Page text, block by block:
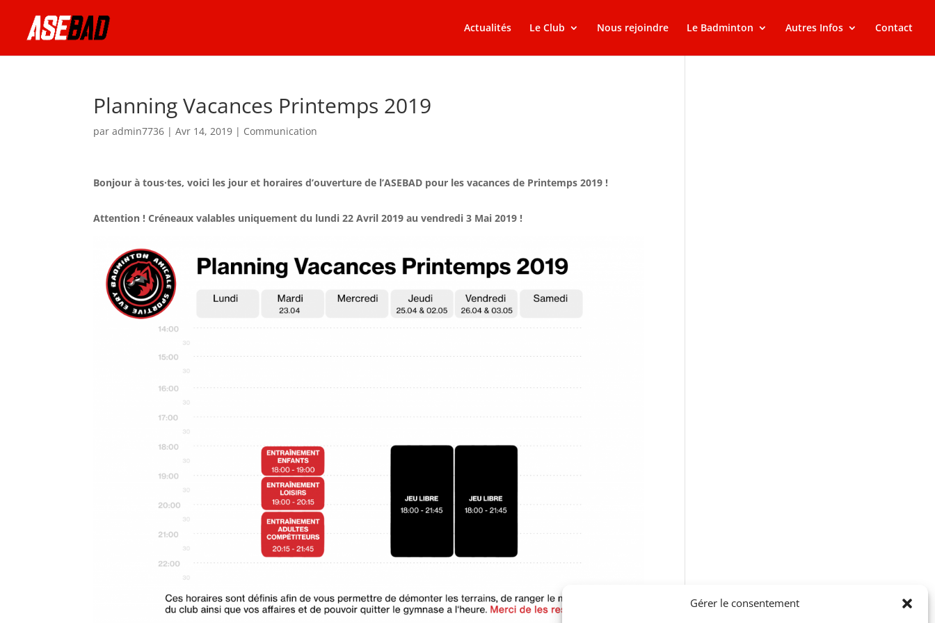
Gérer le consentement
Actualités Le Club Nous rejoindre Le Badminton Autres Infos Contact
Planning Vacances Printemps 2019
paradmin7736 |Avr 14, 2019 | Communication
Bonjour à tous·tes, voici les jour et horaires d’ouverture de l’ASEBAD pour les vacances de Printemps 2019 !
Attention ! Créneaux valables uniquement du lundi 22 Avril 2019 au vendredi 3 Mai 2019 !